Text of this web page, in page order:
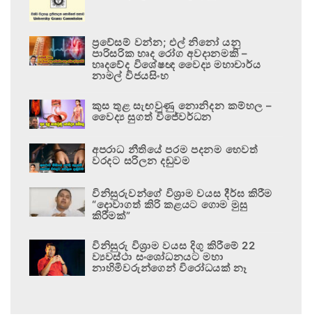
ප්‍රවේසම් වන්න; එල් නිනෝ යනු
පාරිසරික හෘද රෝග අවදානමකි –
හෘදවේද විශේෂඥ වෛද්‍ය මහාචාර්ය
නාමල් විජයසිංහ
කුස තුළ සැඟවුණු නොනිදන කම්හල –
වෛද්‍ය සුගත් විජේවර්ධන
අපරාධ නීතියේ පරම පදනම හෙවත්
වරදට සරිලන දඬුවම
විනිසුරුවන්ගේ විශ්‍රාම වයස දීර්ඝ කිරීම
“දොවාගත් කිරි කළයට ගොම මුසු
කිරීමක්”
විනිසුරු විශ්‍රාම වයස දිගු කිරීමේ 22
ව්‍යවස්ථා සංශෝධනයට මහා
නාහිමිවරුන්ගෙන් විරෝධයක් නෑ